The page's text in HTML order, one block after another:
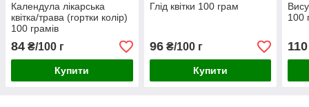
Календула лікарська
квітка/трава (гортки колір)
100 грамів
84 ₴/100 г
Купити
Глід квітки 100 грам
96₴/100 г
Купити
100
110